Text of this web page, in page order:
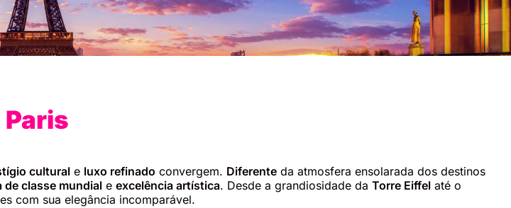
cultural e luxo refinado convergem. Diferente da atmosfera ensolarada dos destinos
de classe mundial e excelência artística. Desde a grandiosidade da Torre Eiffel até o
com sua elegância incomparável.